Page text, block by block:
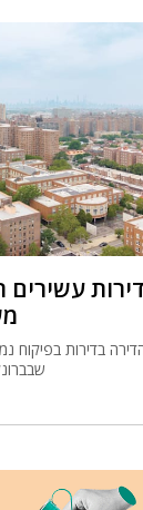
דירות
בדירות בפיקוח